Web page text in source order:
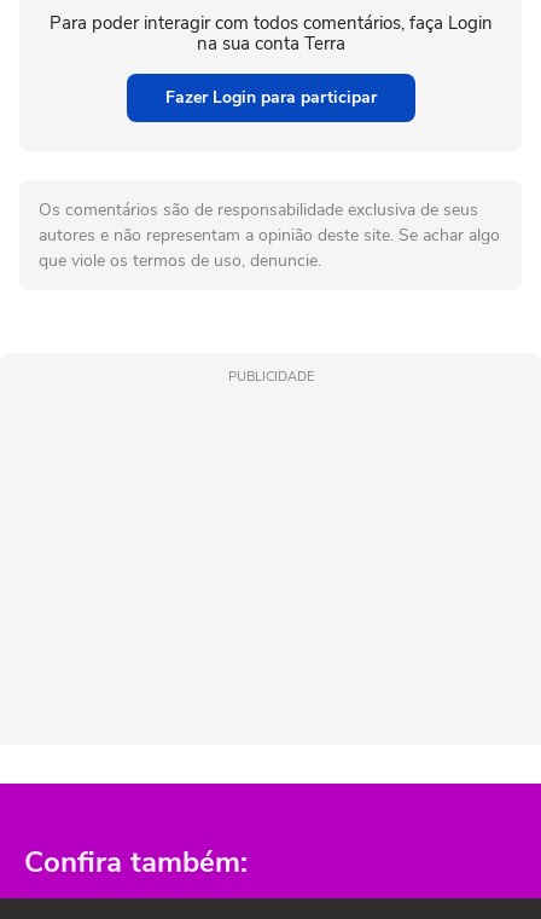
Para poder interagir com todos comentários, faça Login
na sua conta Terra
Fazer Login para participar
Os comentários são de responsabilidade exclusiva de seus
autores e não representam a opinião deste site. Se achar algo
que viole os termos de uso, denuncie.
PUBLICIDADE
Confira também: